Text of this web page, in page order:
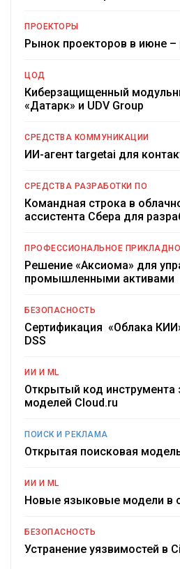
ПРОЕКТОРЫ
Рынок проекторов в июне
ЦОД
Киберзащищенный
«Датарк» и UDV Group
СРЕДСТВА КОММУНИКАЦИИ
ИИ-агент targetai для
СРЕДСТВА РАЗРАБОТКИ ПО
Командная строка в
ассистента Сбера для
ПРОФЕССИОНАЛЬНОЕ
Решение «Аксиома» для
промышленными активами
БЕЗОПАСНОСТЬ
Сертификация «Облака
DSS
ИИ И ML
Открытый код
моделей Cloud.ru
ПОИСК И РЕКЛАМА
Открытая поисковая
ИИ И ML
Новые языковые модели в
БЕЗОПАСНОСТЬ
Устранение уязвимостей в